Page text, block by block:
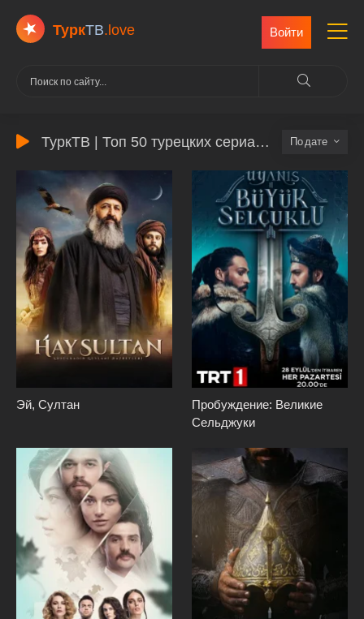
ТуркТВ.love Войти
ТуркТВ | Топ 50 турецких сериалов дате
Эй, Султан
Пробуждение: Великие
Сельджуки